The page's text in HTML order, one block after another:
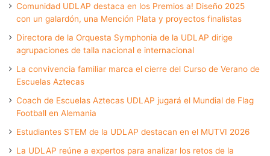
Comunidad UDLAP destaca en los Premios a! Diseño 2025
con un galardón, una Mención Plata y proyectos finalistas
Directora de la Orquesta Symphonia de la UDLAP dirige
agrupaciones de talla nacional e internacional
La convivencia familiar marca el cierre del Curso de Verano de
Escuelas Aztecas
Coach de Escuelas Aztecas UDLAP jugará el Mundial de Flag
Football en Alemania
Estudiantes STEM de la UDLAP destacan en el MUTVI 2026
La UDLAP reúne a expertos para analizar los retos de la